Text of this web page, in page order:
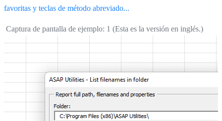
favoritas y teclas de método abreviado...
Captura de pantalla de ejemplo: 1 (Esta es la versión en inglés.)